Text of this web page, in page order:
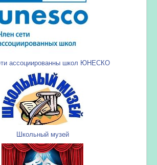
ассоциированны школ ЮНЕСКО
Школьный музей